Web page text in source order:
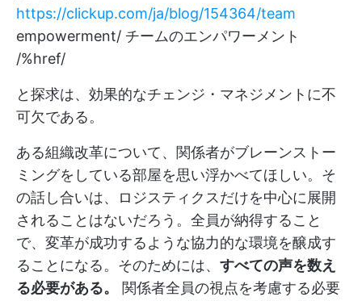
https://clickup.com/ja/blog/154364/team
empowerment/ チームのエンパワーメント
/%href/
と探求は、効果的なチェンジ・マネジメントに不
可欠である。
ある組織改革について、関係者がブレーンストー
ミングをしている部屋を思い浮かべてほしい。そ
の話し合いは、ロジスティクスだけを中心に展開
されることはないだろう。全員が納得すること
で、変革が成功するような協力的な環境を醸成す
ることになる。そのためには、 すべての声を数え
る必要がある。
関係者全員の視点を考慮する必要